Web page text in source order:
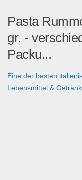
Pasta
gr. -
Packu...
Eine der besten
Lebensmittel &